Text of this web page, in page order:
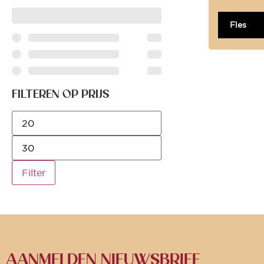
FILTEREN OP PRIJS
Filter
Fles
AANMELDEN NIEUWSBRIEF